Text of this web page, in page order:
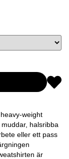
weight
halsribba
eller ett pass
är